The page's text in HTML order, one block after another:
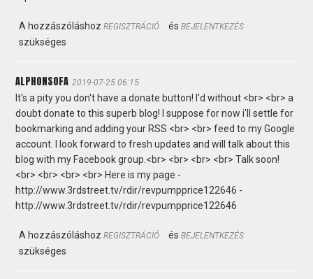
A hozzászóláshozREGISZTRÁCIÓ ésBEJELENTKEZÉS
szükséges
ALPHONSOFA 2019-07-25 06:15
It's a pity you don't have a donate button! I'd without <br> <br> a
doubt donate to this superb blog! I suppose for now i'll settle for
bookmarking and adding your RSS <br> <br> feed to my Google
account. I look forward to fresh updates and will talk about this
blog with my Facebook group.<br> <br> <br> <br> Talk soon!
<br> <br> <br> <br> Here is my page -
http://www.3rdstreet.tv/rdir/revpumpprice122646 -
http://www.3rdstreet.tv/rdir/revpumpprice122646
A hozzászóláshozREGISZTRÁCIÓ ésBEJELENTKEZÉS
szükséges